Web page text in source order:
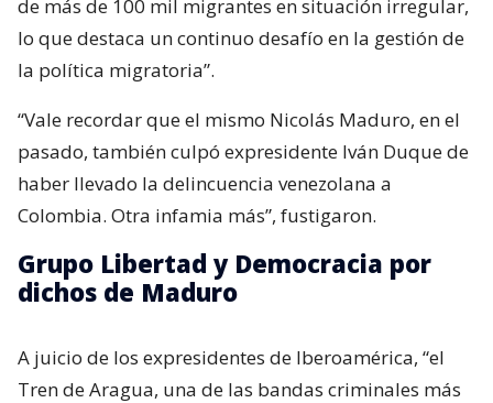
de más de 100 mil migrantes en situación irregular,
lo que destaca un continuo desafío en la gestión de
la política migratoria”.
“Vale recordar que el mismo Nicolás Maduro, en el
pasado, también culpó expresidente Iván Duque de
haber llevado la delincuencia venezolana a
Colombia. Otra infamia más”, fustigaron.
Grupo Libertad y Democracia por
dichos de Maduro
A juicio de los expresidentes de Iberoamérica, “el
Tren de Aragua, una de las bandas criminales más